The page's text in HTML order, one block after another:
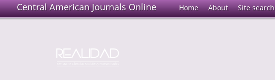
Central American Journals Online Home About Site search